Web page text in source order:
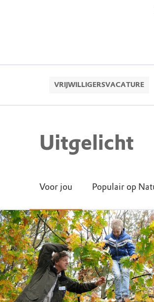
VRIJWILLIGERSVACATURE
Uitgelicht
Voor jou Populair op